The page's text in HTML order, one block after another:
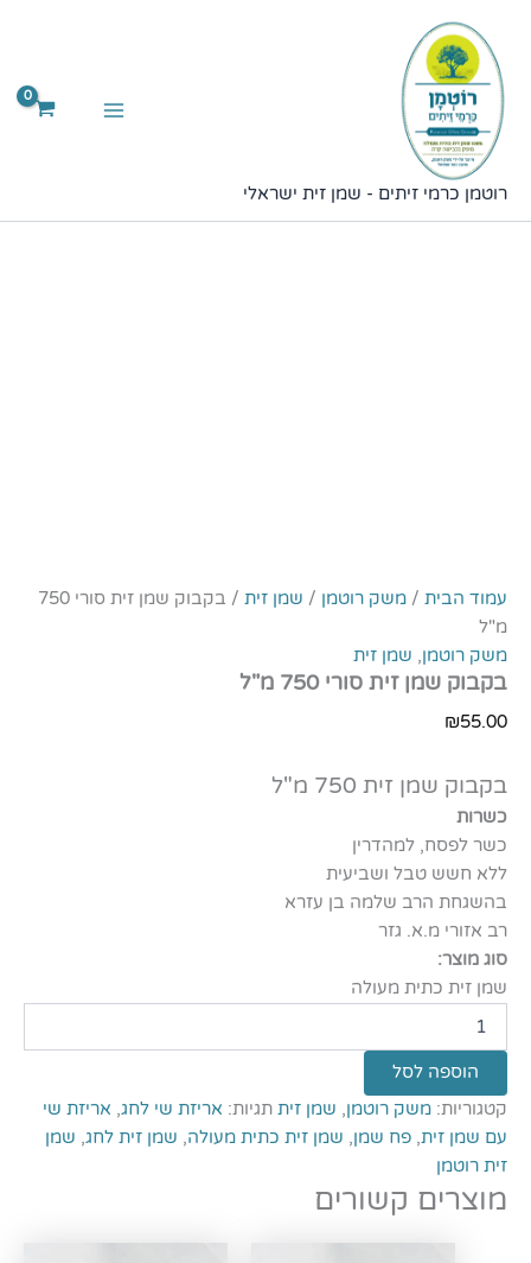
רוטמן כרמי זיתים - שמן זית ישראלי
עמוד הבית / משק רוטמן / שמן זית
/ בקבוק שמן זית סורי 750
מ"ל
משק רוטמן, שמן זית
בקבוק שמן זית סורי 750 מ"ל
₪55.00
בקבוק שמן זית 750 מ"ל
כשרות
כשר לפסח, למהדרין
ללא חשש טבל ושביעית
בהשגחת הרב שלמה בן עזרא
רב אזורי מ.א. גזר
סוג מוצר:
שמן זית כתית מעולה
בקבוק
שמן
זית
סורי
750
הוספה לסל
קטגוריות: משק רוטמן, שמן זית תגיות: אריזת שי לחג, אריזת שי
עם שמן זית, פח שמן, שמן זית כתית מעולה, שמן זית לחג, שמן
זית רוטמן
מוצרים קשורים